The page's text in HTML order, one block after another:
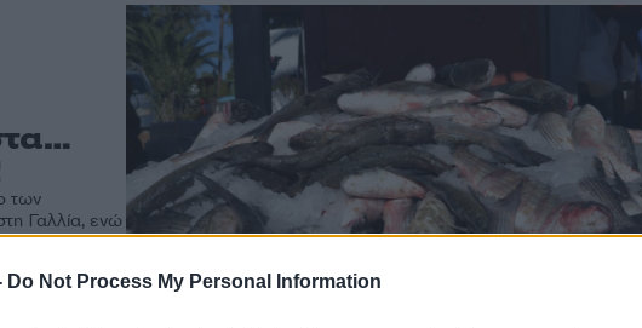
Do Not Process My Personal Information
των
Γαλλία, ενώ
ψάρια.